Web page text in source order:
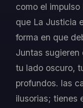
como el
que La Justicia
forma en que
Juntas sugieren
tu lado oscuro,
profundos. las
ilusorias; tienes